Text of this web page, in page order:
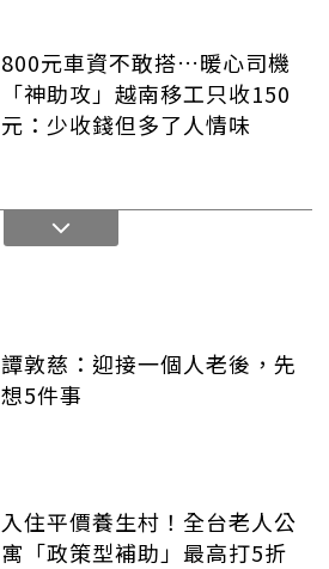
800元車資不敢搭…暖心司機
「神助攻」越南移工只收150
元：少收錢但多了人情味
譚敦慈：迎接一個人老後，先
想5件事
入住平價養生村！全台老人公
寓「政策型補助」最高打5折